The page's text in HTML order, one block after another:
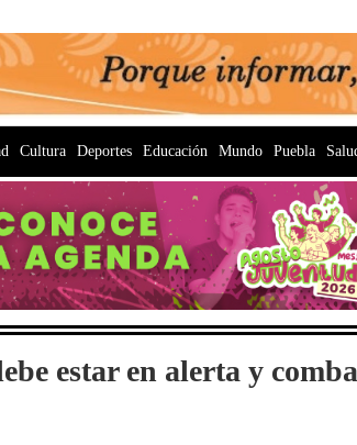
Cultura Deportes Educación Mundo Puebla
estar en alerta y